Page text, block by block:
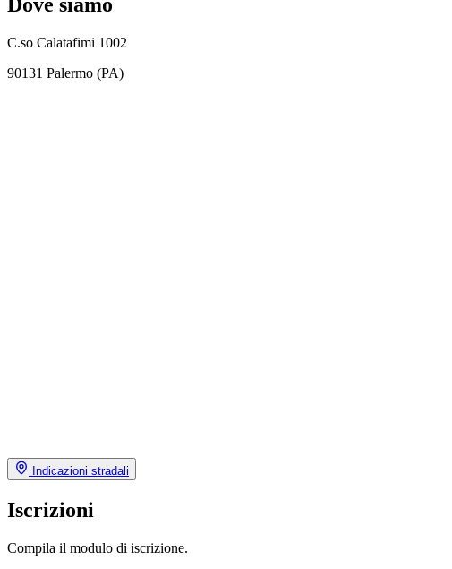
C.so Calatafimi 1002
90131 Palermo (PA)
Indicazioni stradali
Iscrizioni
Compila il modulo di iscrizione.